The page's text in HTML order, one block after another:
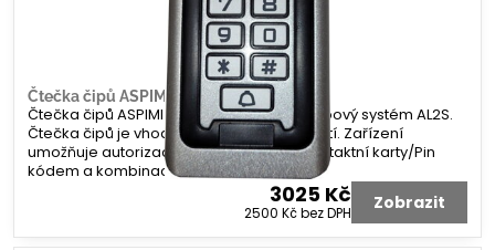
Čtečka čipů ASPIMI K 120x58x20
Čtečka čipů ASPIMI K 120x58x20 pro přístupový systém AL2S.
Čtečka čipů je vhodná pro venkovní použití. Zařízení
umožňuje autorizaci pomocí čipu/bezkontaktní karty/Pin
kódem a kombinace
3025 Kč
2500 Kčbez DPH Zobrazit